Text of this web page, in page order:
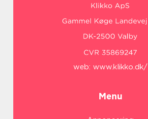
web: www.klikko.dk/
Menu